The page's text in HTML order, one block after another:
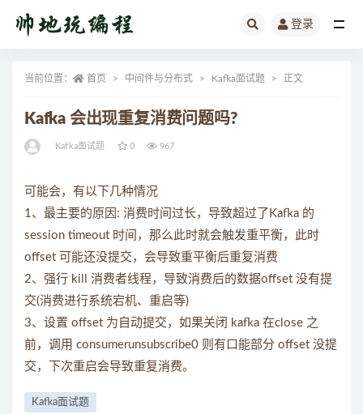
登录
当前位置： 首页 中间件与分布式 Kafka面试题 正文
Kafka 会出现重复消费问题吗?
Kafka面试题 0 967
可能会，有以下几种情况
1、最主要的原因: 消费时间过长，导致超过了Kafka 的
session timeout 时间，那么此时就会触发重平衡，此时
offset 可能还没提交，会导致重平衡后重复消费
2、强行 kill 消费者线程，导致消费后的数据offset 没有提
交(消费进行系统宕机、重启等)
3、设置 offset 为自动提交，如果关闭 kafka 在close 之
前，调用 consumerunsubscribe0 则有口能部分 offset 没提
交，下次重启会导致重复消费。
Kafka面试题